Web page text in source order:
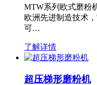
MTW系列欧式磨粉
欧洲先进制造技术
可…
了解详情
超压梯形磨粉机